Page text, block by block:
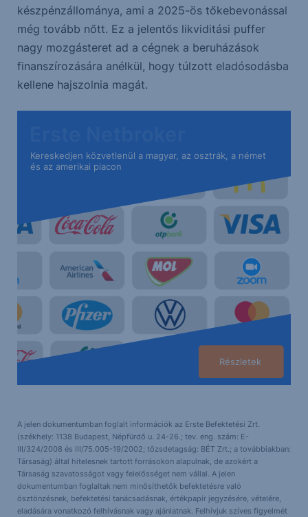
készpénzállománya, ami a 2025-ös tőkebevonással
még tovább nőtt. Ez a jelentős likviditási puffer
nagy mozgásteret ad a cégnek a beruházások
finanszírozására anélkül, hogy túlzott eladósodásba
kellene hajszolnia magát.
Kereskedjen közvetlenül a magyar, az osztrák, a német
és az amerikai piacon
Részletek
A jelen dokumentumban foglalt információk az Erste Befektetési Zrt.
(székhely: 1138 Budapest, Népfürdő u. 24-26.; tev. eng. szám: E-
III/324/2008 és III/75.005-19/2002; tőzsdetagság: BÉT Zrt.; a továbbiakban:
Társaság) által hitelesnek tartott forrásokon alapulnak, de azokért a
Társaság szavatosságot vagy felelősséget nem vállal. A jelen
dokumentumban foglaltak nem minősíthetők befektetésre való
ösztönzésnek, befektetési tanácsadásnak, értékpapír jegyzésére, vételére,
eladására vonatkozó felhívásnak vagy ajánlatnak. Felhívjuk szíves figyelmét